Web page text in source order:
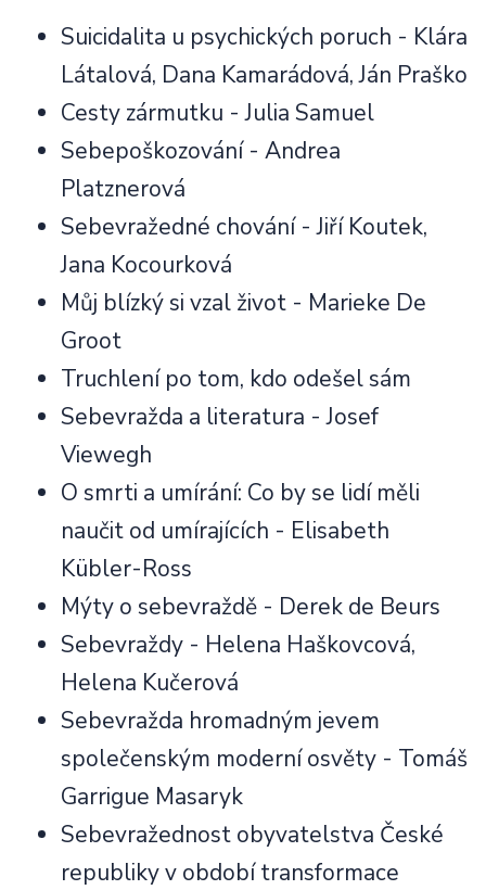
Suicidalita u psychických poruch - Klára
Látalová, Dana Kamarádová, Ján Praško
Cesty zármutku - Julia Samuel
Sebepoškozování - Andrea
Platznerová
Sebevražedné chování - Jiří Koutek,
Jana Kocourková
Můj blízký si vzal život - Marieke De
Groot
Truchlení po tom, kdo odešel sám
Sebevražda a literatura - Josef
Viewegh
O smrti a umírání: Co by se lidí měli
naučit od umírajících - Elisabeth
Kübler-Ross
Mýty o sebevraždě - Derek de Beurs
Sebevraždy - Helena Haškovcová,
Helena Kučerová
Sebevražda hromadným jevem
společenským moderní osvěty - Tomáš
Garrigue Masaryk
Sebevražednost obyvatelstva České
republiky v období transformace